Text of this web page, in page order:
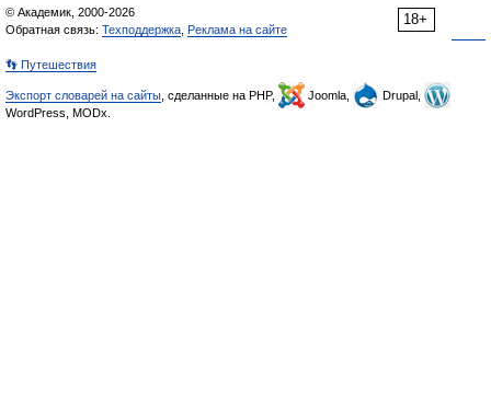
18+
© Академик, 2000-2026
Обратная связь: Техподдержка Реклама на сайте
👣 Путешествия
Экспорт словарей на сайты , сделанные на PHP, Joomla,
Drupal,
WordPress, MODx.